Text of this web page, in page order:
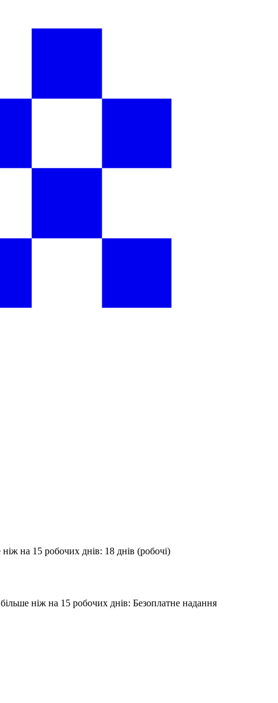
на 15 робочих днів: 18 днів (робочі)
ніж на 15 робочих днів: Безоплатне надання